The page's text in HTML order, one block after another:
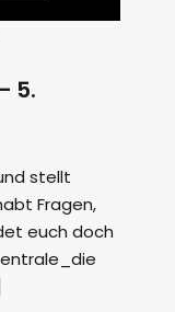
5.
stellt
Fragen,
euch doch